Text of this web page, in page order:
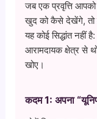
जब एक प्रवृत्ति
खुद को कैसे देखेंगे, तो
यह कोई सिद्धांत
आरामदायक क्षेत्र से
खोए।
कदम 1: अपना